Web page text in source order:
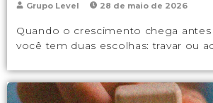
Grupo Level 28 de maio de 2026
Quando o crescimento chega
você tem duas escolhas: travar ou